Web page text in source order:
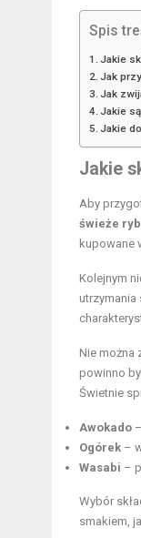
Spis
Jakie
Jak
Jak
Jakie
Jakie
Jakie
Aby
świeże
kupowane
Kolejnym
Nie można
powinno
Świetnie
Awokado
Ogórek –
Wasabi –
Wybór
smakiem,